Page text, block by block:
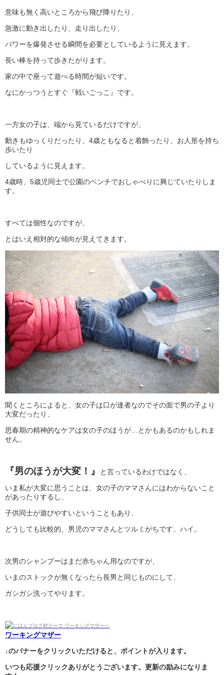
意味も無く高いところから飛び降りたり、
急激に動き出したり、走り出したり、
パワーを爆発させる瞬間を必要としているように見えます。
長い棒を持って歩きたがります。
家の中で座って遊べる時間が短いです。
なにかっつうとすぐ『戦いごっこ』です。
一方女の子は、端から見ているだけですが、
動きもゆっくりだったり、4歳ともなると着飾ったり、お人形を持ち
歩いたり
しているように見えます。
4歳時、5歳児同士で公園のベンチでおしゃべりに興じていたりしま
す。
すべては個性なのですが、
とはいえ相対的な傾向が見えてきます。
聞くところによると、女の子は口が達者なのでその面で男の子より
大変だったり、
思春期の精神的なケアは女の子のほうが…とかもあるのかもしれま
せん。
『男のほうが大変！』 と言っているわけではなく、
いま私が大変に思うことは、女の子のママさんにはわからないこと
があったりするし、
子供同士が遊びやすいということもあり、
どうしても比較的、男児のママさんとツルミがちです、ハイ。
次男のシャンプーはまだ赤ちゃん用なのですが、
いまのストックが無くなったら長男と同じものにして、
ガシガシ洗ってやります。
ワーキングマザー
↓のバナーをクリックいただけると、ポイントが入ります。
いつも応援クリックありがとうございます。更新の励みになりま